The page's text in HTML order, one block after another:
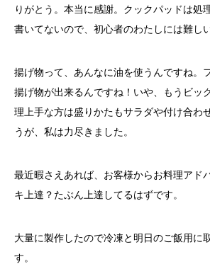
りがとう。本当に感謝。クックパッドは処
書いてないので、初心者のわたしには難し
揚げ物って、あんなに油を使うんですね。
揚げ物が出来るんですね！いや、もうビッ
理上手な方は盛りかたもサラダや付け合わ
うが、私は力尽きました。
最近暇さえあれば、お客様からお料理アド
キ上達？たぶん上達してるはずです。
大量に製作したので冷凍と明日のご飯用に
す。